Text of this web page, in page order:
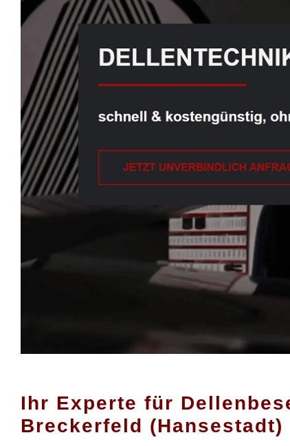
Ihr Experte für
Breckerfeld (Hansestadt)